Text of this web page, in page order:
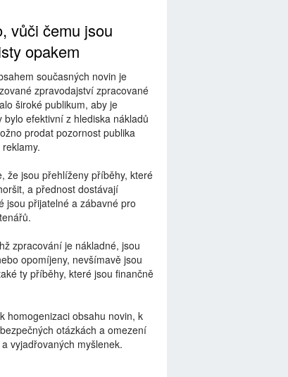
vůči čemu jsou
opakem
současných novin je
zpravodajství zpracované
široké publikum, aby je
bylo efektivní z hlediska nákladů
prodat pozornost publika
že jsou přehlíženy příběhy, které
a přednost dostávají
jsou přijatelné a zábavné pro
zpracování je nákladné, jsou
opomíjeny, nevšímavě jsou
ty příběhy, které jsou finančně
homogenizaci obsahu novin, k
otázkách a omezení
vyjadřovaných myšlenek.